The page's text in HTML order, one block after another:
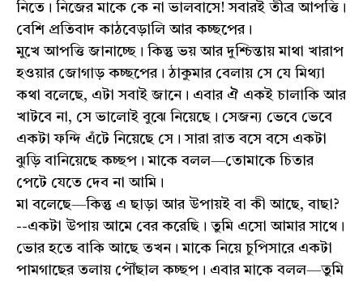
নিতে। নিজের মাকে কে না ভালবাসে! সবারই তীব্র আপত্তি।
বেশি প্রতিবাদ কাঠবেড়ালি আর কচ্ছপের।
মুখে আপত্তি জানাচ্ছে। কিন্তু ভয় আর দুশ্চিন্তায় মাথা খারাপ
হওয়ার জোগাড় কচ্ছপের। ঠাকুমার বেলায় সে যে মিথ্যা
কথা বলেছে, এটা সবাই জানে। এবার ঐ একই চালাকি আর
খাটবে না, সে ভালোই বুঝে নিয়েছে। সেজন্য ভেবে ভেবে
একটা ফন্দি এঁটে নিয়েছে সে। সারা রাত বসে বসে একটা
ঝুড়ি বানিয়েছে কচ্ছপ। মাকে বলল—তোমাকে চিতার
পেটে যেতে দেব না আমি।
মা বলেছে—কিন্তু এ ছাড়া আর উপায়ই বা কী আছে, বাছা?
--একটা উপায় আমে বের করেছি। তুমি এসো আমার সাথে।
ভোর হতে বাকি আছে তখন। মাকে নিয়ে চুপিসারে একটা
পামগাছের তলায় পৌঁছাল কচ্ছপ। এবার মাকে বলল—তুমি